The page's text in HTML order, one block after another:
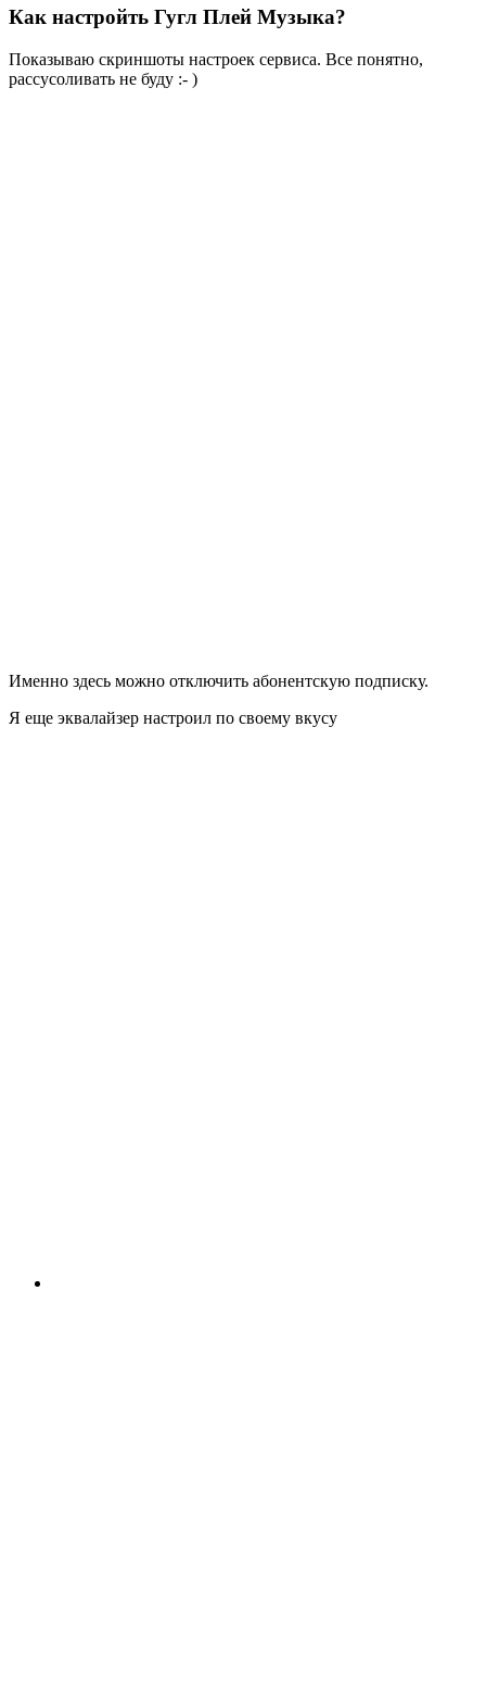
Как настройть Гугл Плей Музыка?
Показываю скриншоты настроек сервиса. Все понятно,
рассусоливать не буду :- )
Именно здесь можно отключить абонентскую подписку.
Я еще эквалайзер настроил по своему вкусу